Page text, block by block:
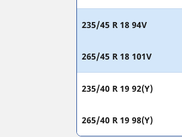
235/45 R 18 94V
265/45 R 18 101V
235/40 R 19 92(Y)
265/40 R 19 98(Y)